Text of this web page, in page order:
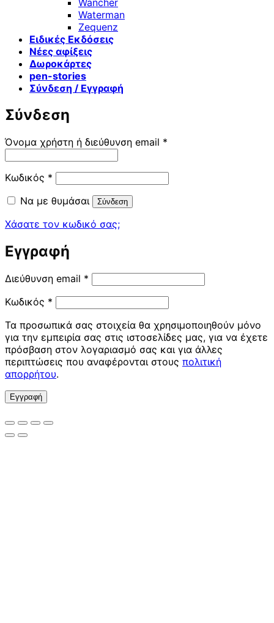
Waterman
Zequenz
Ειδικές Εκδόσεις
Νέες αφίξεις
Δωροκάρτες
pen-stories
Σύνδεση / Εγγραφή
Σύνδεση
Όνομα χρήστη ή διεύθυνση email *
Κωδικός *
Να με θυμάσαι
Σύνδεση
Χάσατε τον κωδικό σας;
Εγγραφή
Διεύθυνση email *
Κωδικός *
Τα προσωπικά σας στοιχεία θα χρησιμοποιηθούν μόνο
για την εμπειρία σας στις ιστοσελίδες μας, για να έχετε
πρόσβαση στον λογαριασμό σας και για άλλες
περιπτώσεις που αναφέρονται στους πολιτική
απορρήτου.
Εγγραφή